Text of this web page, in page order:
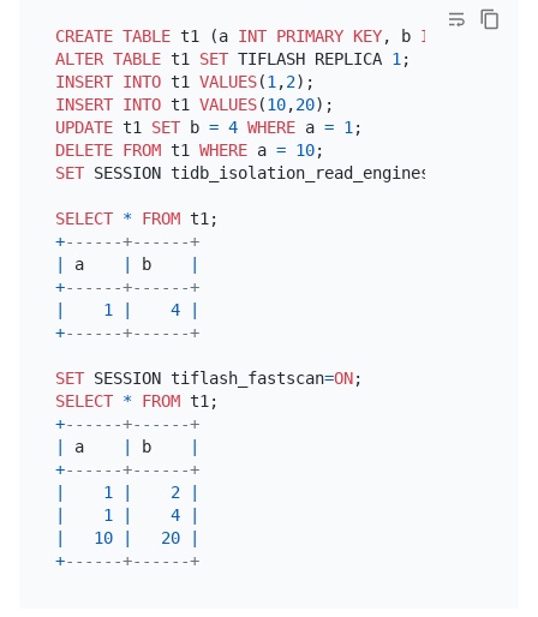
CREATE TABLE t1 (a INT PRIMARY KEY, b INT
ALTER TABLE t1 SET TIFLASH REPLICA 1
INSERT INTO t1 VALUES(1,2
INSERT INTO t1 VALUES(10,20
UPDATE t1 SET b = 4 WHERE a = 1
DELETE FROM t1 WHERE a = 10
SET SESSION tidb_isolation_read_engines
SELECT * FROM
+------+------+
a b
+------+------+
1 4
+------+------+
SET SESSION tiflash_fastscan=ON
SELECT * FROM
+------+------+
a b
+------+------+
1 2
1 4
10 20
+------+------+